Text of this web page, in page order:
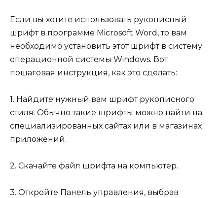
Если вы хотите использовать рукописный
шрифт в программе Microsoft Word, то вам
необходимо установить этот шрифт в систему
операционной системы Windows. Вот
пошаговая инструкция, как это сделать:
1. Найдите нужный вам шрифт рукописного
стиля. Обычно такие шрифты можно найти на
специализированных сайтах или в магазинах
приложений.
2. Скачайте файл шрифта на компьютер.
3. Откройте Панель управления, выбрав